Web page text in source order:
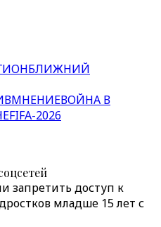
БЛИЖНИЙ
МНЕНИЕВОЙНА В
FIFA-2026
запретить доступ к
младше 15 лет с